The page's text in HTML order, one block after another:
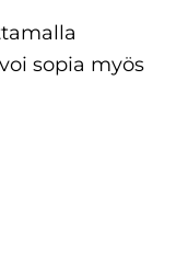
sopia myös